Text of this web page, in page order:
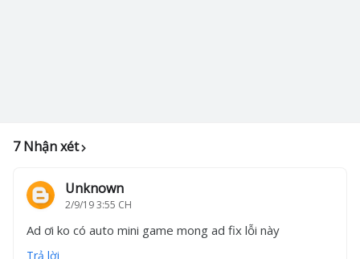
7 Nhận xét
Unknown
2/9/19 3:55 CH
Ad ơi ko có auto mini game mong ad fix lỗi này
Trả lời